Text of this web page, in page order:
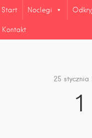
Start Noclegi
Kontakt
25 stycznia
1